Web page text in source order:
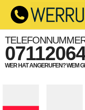
WER HAT ANGERUFEN? WEM